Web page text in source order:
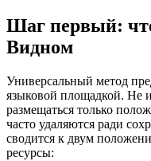
Шаг первый:
Видном
Универсальный метод
языковой площадкой. Не
размещаться только
часто удаляются ради
сводится к двум
ресурсы: